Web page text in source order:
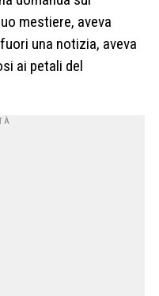
mestiere, aveva
una notizia, aveva
ai petali del